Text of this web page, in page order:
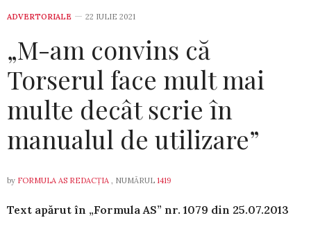
ADVERTORIALE 22 IULIE 2021
„M-am convins că
Torserul face mult mai
multe decât scrie în
manualul de utilizare”
by FORMULA AS REDACȚIA , NUMĂRUL 1419
Text apărut în „Formula AS” nr. 1079 din­ 25.07.2013